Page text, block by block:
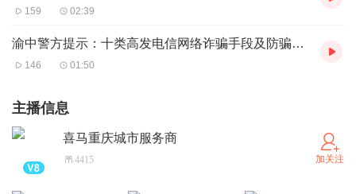
公司官方客服电话或向机场工作人员核实。
159 02:39
渝中警方提示：十类高发电信网络诈骗手段及防骗提醒（二）
146 01:50
主播信息
喜马重庆城市服务商
4415 加关注